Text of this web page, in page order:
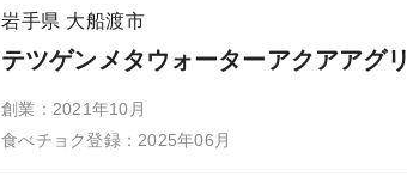
岩手県 大船渡市
テツゲンメタウォーターアクアアグリ
創業：2021年10月
食べチョク登録：2025年06月